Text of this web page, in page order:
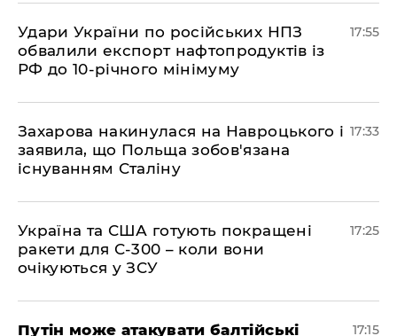
​Удари України по російських НПЗ
обвалили експорт нафтопродуктів із
РФ до 10-річного мінімуму
17:55
​Захарова накинулася на Навроцького і
заявила, що Польща зобов'язана
існуванням Сталіну
17:33
​Україна та США готують покращені
ракети для С-300 – коли вони
очікуються у ЗСУ
17:25
​Путін може атакувати балтійські
17:15